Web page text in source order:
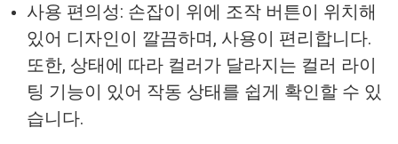
사용 편의성: 손잡이 위에 조작 버튼이 위치해
있어 디자인이 깔끔하며, 사용이 편리합니다.
또한, 상태에 따라 컬러가 달라지는 컬러 라이
팅 기능이 있어 작동 상태를 쉽게 확인할 수 있
습니다.